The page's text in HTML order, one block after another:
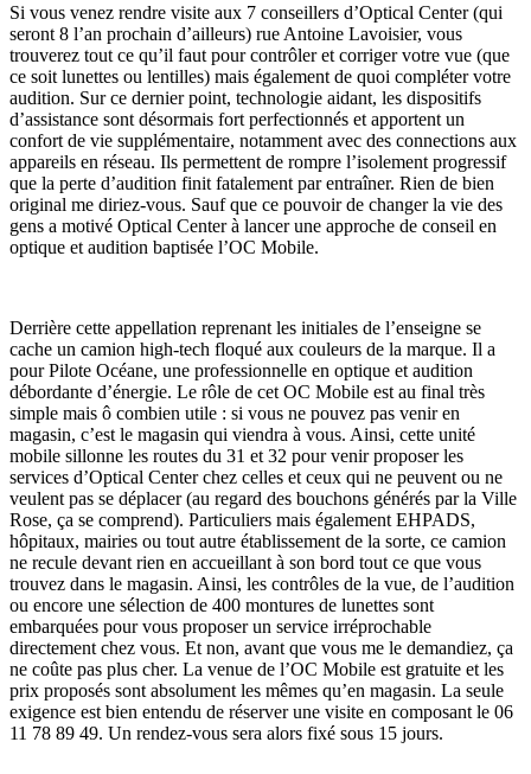
Si vous venez rendre visite aux 7 conseillers d’Optical Center (qui
seront 8 l’an prochain d’ailleurs) rue Antoine Lavoisier, vous
trouverez tout ce qu’il faut pour contrôler et corriger votre vue (que
ce soit lunettes ou lentilles) mais également de quoi compléter votre
audition. Sur ce dernier point, technologie aidant, les dispositifs
d’assistance sont désormais fort perfectionnés et apportent un
confort de vie supplémentaire, notamment avec des connections aux
appareils en réseau. Ils permettent de rompre l’isolement progressif
que la perte d’audition finit fatalement par entraîner. Rien de bien
original me diriez-vous. Sauf que ce pouvoir de changer la vie des
gens a motivé Optical Center à lancer une approche de conseil en
optique et audition baptisée l’OC Mobile.
Derrière cette appellation reprenant les initiales de l’enseigne se
cache un camion high-tech floqué aux couleurs de la marque. Il a
pour Pilote Océane, une professionnelle en optique et audition
débordante d’énergie. Le rôle de cet OC Mobile est au final très
simple mais ô combien utile : si vous ne pouvez pas venir en
magasin, c’est le magasin qui viendra à vous. Ainsi, cette unité
mobile sillonne les routes du 31 et 32 pour venir proposer les
services d’Optical Center chez celles et ceux qui ne peuvent ou ne
veulent pas se déplacer (au regard des bouchons générés par la Ville
Rose, ça se comprend). Particuliers mais également EHPADS,
hôpitaux, mairies ou tout autre établissement de la sorte, ce camion
ne recule devant rien en accueillant à son bord tout ce que vous
trouvez dans le magasin. Ainsi, les contrôles de la vue, de l’audition
ou encore une sélection de 400 montures de lunettes sont
embarquées pour vous proposer un service irréprochable
directement chez vous. Et non, avant que vous me le demandiez, ça
ne coûte pas plus cher. La venue de l’OC Mobile est gratuite et les
prix proposés sont absolument les mêmes qu’en magasin. La seule
exigence est bien entendu de réserver une visite en composant le 06
11 78 89 49. Un rendez-vous sera alors fixé sous 15 jours.